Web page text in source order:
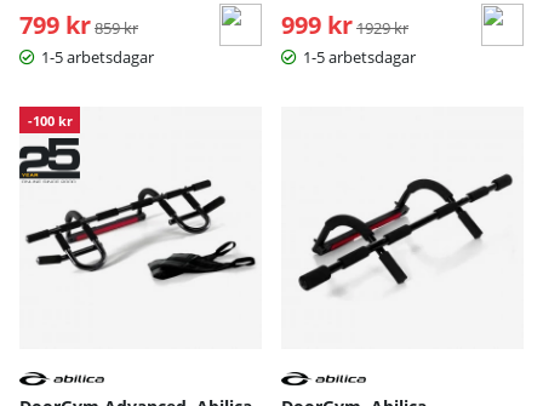
799 kr Ordinarie pris:
859 kr
1-5 arbetsdagar
999 kr Ordinarie pris:
1929 kr
1-5 arbetsdagar
-100 kr